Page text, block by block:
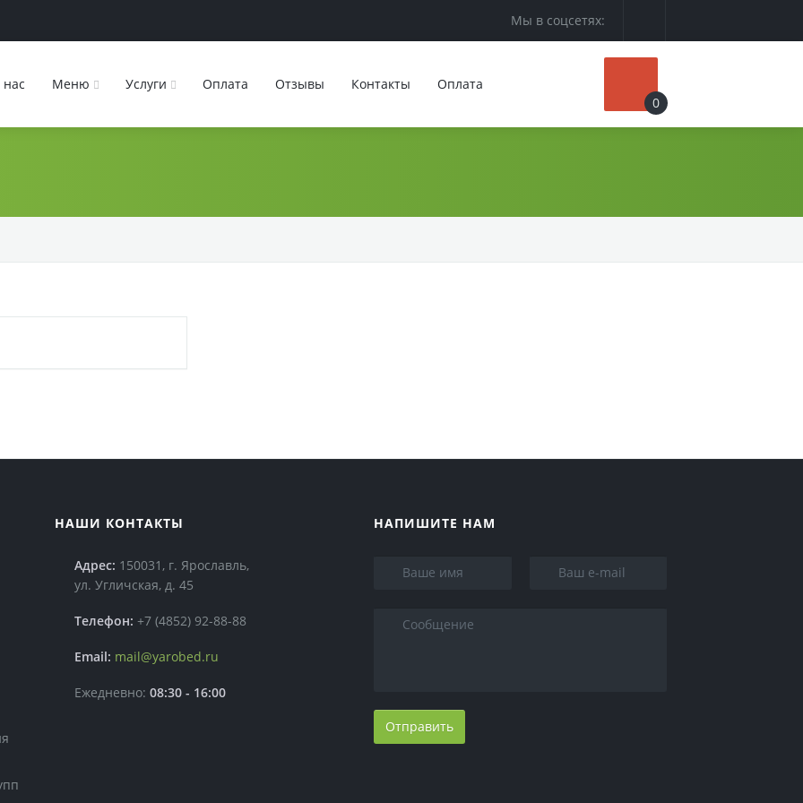
Мы в соцсетях:
Меню Услуги Оплата Отзывы Контакты Оплата
0
НАШИ КОНТАКТЫ
Адрес: 150031, г. Ярославль,
ул. Угличская, д. 45
Телефон: +7 (4852) 92-88-88
Email: mail@yarobed.ru
Ежедневно: 08:30 - 16:00
НАПИШИТЕ НАМ
Отправить